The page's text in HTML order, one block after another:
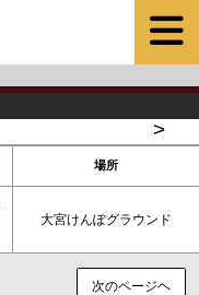
>
場所
大宮けんぽグラウンド
次のページヘ